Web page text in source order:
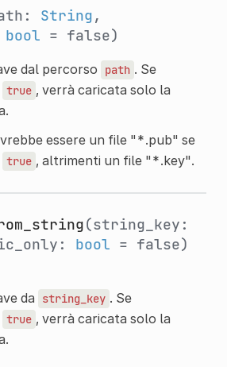
String,
bool = false)
dal percorso path . Se
true , verrà caricata solo la
essere un file "*.pub" se
true , altrimenti un file "*.key".
(string_key:
bool = false)
da string_key . Se
true , verrà caricata solo la